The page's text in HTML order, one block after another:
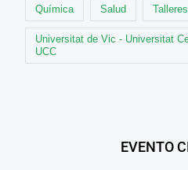
Química Salud Talleres
Universitat de Vic - Universitat
UCC
EVENTO